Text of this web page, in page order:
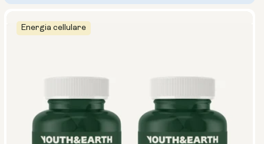
Energia cellulare